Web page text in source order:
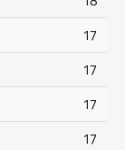
17
17
17
17